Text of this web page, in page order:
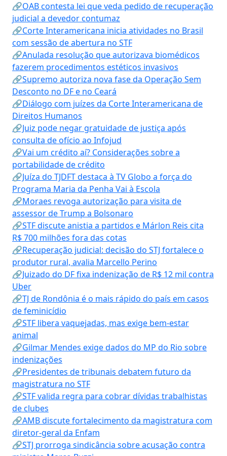
🔗OAB contesta lei que veda pedido de recuperação
judicial a devedor contumaz
🔗Corte Interamericana inicia atividades no Brasil
com sessão de abertura no STF
🔗Anulada resolução que autorizava biomédicos
fazerem procedimentos estéticos invasivos
🔗Supremo autoriza nova fase da Operação Sem
Desconto no DF e no Ceará
🔗Diálogo com juízes da Corte Interamericana de
Direitos Humanos
🔗Juiz pode negar gratuidade de justiça após
consulta de ofício ao Infojud
🔗Vai um crédito aí? Considerações sobre a
portabilidade de crédito
🔗Juíza do TJDFT destaca à TV Globo a força do
Programa Maria da Penha Vai à Escola
🔗Moraes revoga autorização para visita de
assessor de Trump a Bolsonaro
🔗STF discute anistia a partidos e Márlon Reis cita
R$ 700 milhões fora das cotas
🔗Recuperação judicial: decisão do STJ fortalece o
produtor rural, avalia Marcello Perino
🔗Juizado do DF fixa indenização de R$ 12 mil contra
Uber
🔗TJ de Rondônia é o mais rápido do país em casos
de feminicídio
🔗STF libera vaquejadas, mas exige bem-estar
animal
🔗Gilmar Mendes exige dados do MP do Rio sobre
indenizações
🔗Presidentes de tribunais debatem futuro da
magistratura no STF
🔗STF valida regra para cobrar dívidas trabalhistas
de clubes
🔗AMB discute fortalecimento da magistratura com
diretor-geral da Enfam
🔗STJ prorroga sindicância sobre acusação contra